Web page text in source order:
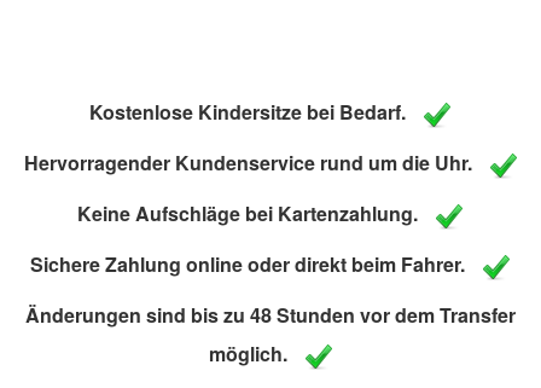
Kostenlose Kindersitze bei Bedarf.
Hervorragender Kundenservice rund um die Uhr.
Keine Aufschläge bei Kartenzahlung.
Sichere Zahlung online oder direkt beim Fahrer.
Änderungen sind bis zu 48 Stunden vor dem Transfer
möglich.